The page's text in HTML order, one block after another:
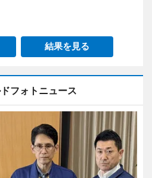
結果を見る
フォトニュース